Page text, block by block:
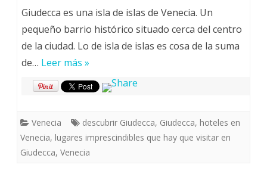
Giudecca es una isla de islas de Venecia. Un
pequeño barrio histórico situado cerca del centro
de la ciudad. Lo de isla de islas es cosa de la suma
de… Leer más »
Venecia descubrir Giudecca, Giudecca, hoteles en
Venecia, lugares imprescindibles que hay que visitar en
Giudecca, Venecia